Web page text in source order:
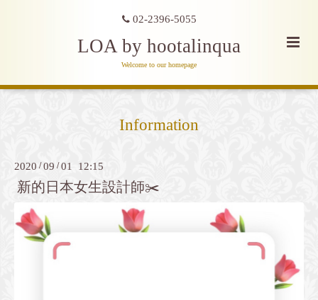
02-2396-5055
LOA by hootalinqua
Welcome to our homepage
Information
2020 /09 /01 12:15
新的日本女生設計師✂️